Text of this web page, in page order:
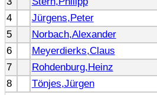
4
Jürgens,Peter
5
Norbach,Alexander
6
Meyerdierks,Claus
7
Rohdenburg,Heinz
8
Tönjes,Jürgen